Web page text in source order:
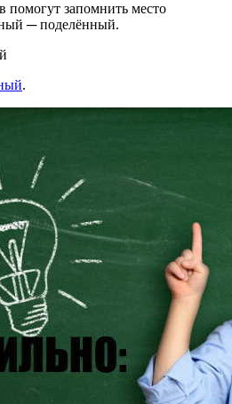
запомнить место
─ поделённый.
.